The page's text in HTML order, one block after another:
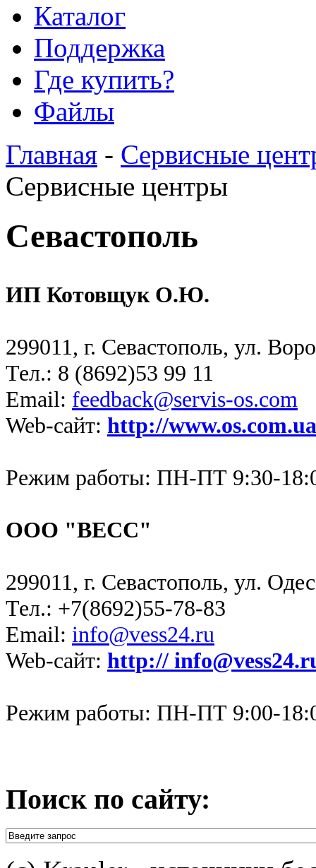
Каталог
Поддержка
Где купить?
Файлы
Главная - Сервисные
Сервисные центры
Севастополь
ИП Котовщук О.Ю.
299011, г. Севастополь, ул.
Тел.: 8 (8692)53 99 11
Email: feedback@servis-os.com
Web-сайт: http://www.os.com.ua
Режим работы: ПН-ПТ 9:30-
ООО "ВЕСС"
299011, г. Севастополь, ул.
Тел.: +7(8692)55-78-83
Email: info@vess24.ru
Web-сайт: http://
Режим работы: ПН-ПТ 9:00-
Поиск по сайту: